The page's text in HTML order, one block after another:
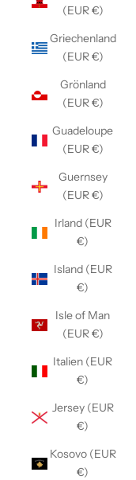
(EUR €)
Griechenland
(EUR €)
Grönland
(EUR €)
Guadeloupe
(EUR €)
Guernsey
(EUR €)
Irland (EUR
€)
Island (EUR
€)
Isle of Man
(EUR €)
Italien (EUR
€)
Jersey (EUR
€)
Kosovo (EUR
€)